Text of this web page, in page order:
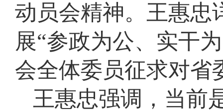
动员会精神。王惠忠
展“参政为公、实干
会全体委员征求对省
王惠忠强调，当前